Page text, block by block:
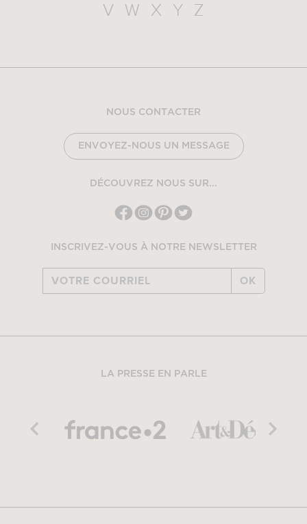
V
W X Y Z
NOUS CONTACTER
ENVOYEZ-NOUS UN MESSAGE
DÉCOUVREZ NOUS SUR...
INSCRIVEZ-VOUS À NOTRE NEWSLETTER
OK
LA PRESSE EN PARLE